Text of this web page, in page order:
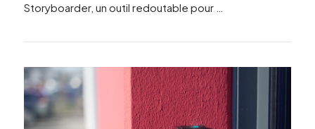
Storyboarder, un outil redoutable pour …